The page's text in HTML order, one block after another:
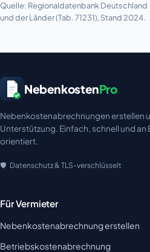
Quelle: Regionaldatenbank
und der Länder (Tab. 71231), Stand 2024.
NebenkostenPro
Nebenkostenabrechnungen erstellen
Unterstützung. Einfach, schnell und
orientiert.
Datenschutz & TLS-verschlüsselt
Für Vermieter
Nebenkostenabrechnung erstellen
Betriebskostenabrechnung